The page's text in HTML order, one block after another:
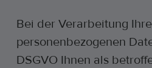
Bei der Verarbeitung
personenbezogenen
DSGVO Ihnen als